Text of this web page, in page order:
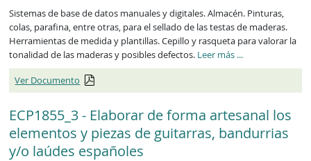
Sistemas de base de datos manuales y digitales. Almacén. Pinturas,
colas, parafina, entre otras, para el sellado de las testas de maderas.
Herramientas de medida y plantillas. Cepillo y rasqueta para valorar la
tonalidad de las maderas y posibles defectos. Leer más ECP1854_3
...
Ver Documento
ECP1855_3 - Elaborar de forma artesanal los
elementos y piezas de guitarras, bandurrias
y/o laúdes españoles